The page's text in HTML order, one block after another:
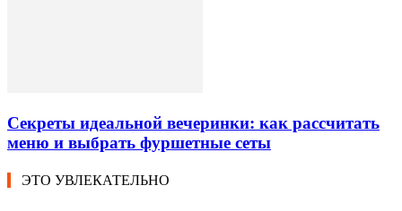
Секреты идеальной вечеринки: как рассчитать
меню и выбрать фуршетные сеты
ЭТО УВЛЕКАТЕЛЬНО